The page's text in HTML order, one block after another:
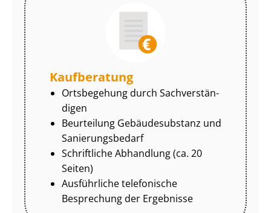
Kaufberatung
Ortsbegehung durch Sach­ver­stän­
di­gen
Beurteilung Gebäudesubstanz und
Sa­nie­rungs­be­darf
Schriftliche Abhandlung (ca. 20
Seiten)
Ausführliche telefonische
Besprechung der Ergebnisse